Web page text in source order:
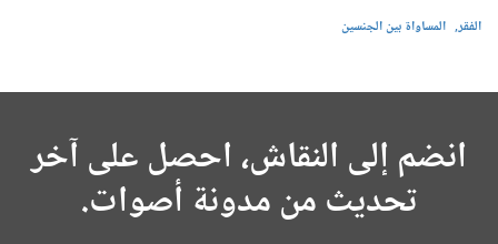
الفقر المساواة بين الجنسين
انضم إلى النقاش، احصل على آخر
تحديث من مدونة أصوات.